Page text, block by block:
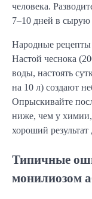
человека.
7–10 дней в сырую
Народные
Настой чеснока
воды, настоять
на 10 л) создают
Опрыскивайте
ниже, чем у химии,
хороший
Типичные
монилиозом